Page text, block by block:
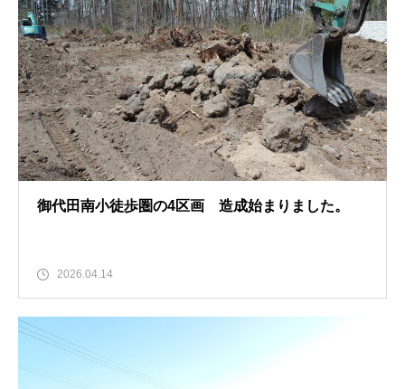
御代田南小徒歩圏の4区画 造成始まりました。
2026.04.14